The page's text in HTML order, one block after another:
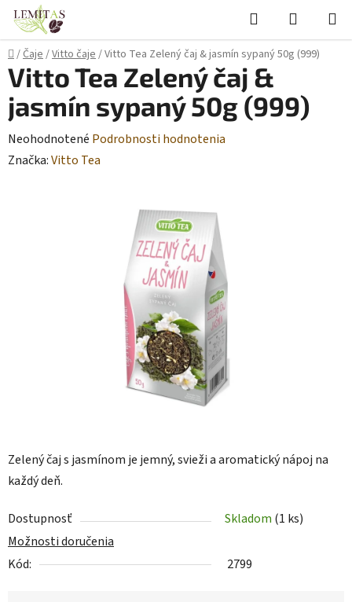
Prejsť
obsah
Hľadať
KOŠÍK
Domov
/Čaje/Vitto čaje/Vitto Tea Zelený čaj & jasmín sypaný 50g (999)
Zelený čaj s jasmínom je jemný, svieži a aromatický nápoj na
každý deň.
Dostupnosť Skladom (1 ks)
Možnosti doručenia
Kód:
2799
Vitto Tea Zelený čaj &
jasmín sypaný 50g (999)
Priemerné
hodnotenie
Neohodnotené Podrobnosti hodnotenia
Značka:Vitto Tea